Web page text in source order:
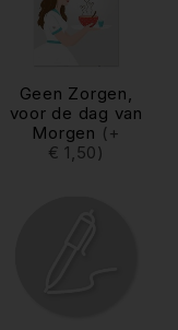
Geen Zorgen,
voor de dag van
Morgen (+
€ 1,50)